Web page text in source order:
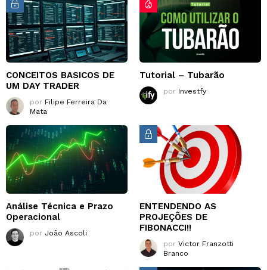
CONCEITOS BASICOS DE
UM DAY TRADER
por Filipe Ferreira Da
Mata
Tutorial – Tubarão
por Investfy
Análise Técnica e Prazo
Operacional
por João Ascoli
ENTENDENDO AS
PROJEÇÕES DE
FIBONACCI!!
por Victor Franzotti
Branco